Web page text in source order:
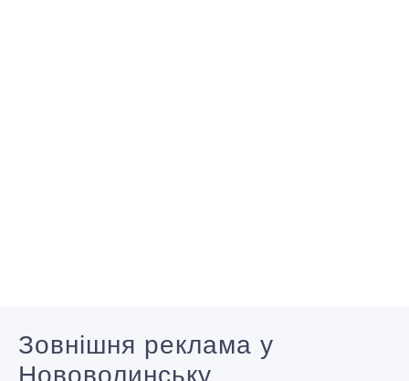
Зовнішня реклама у
Нововолинську